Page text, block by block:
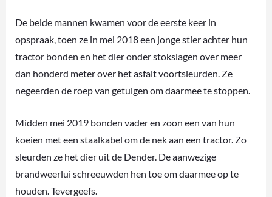
De beide mannen kwamen voor de eerste keer in
opspraak, toen ze in mei 2018 een jonge stier achter hun
tractor bonden en het dier onder stokslagen over meer
dan honderd meter over het asfalt voortsleurden. Ze
negeerden de roep van getuigen om daarmee te stoppen.
Midden mei 2019 bonden vader en zoon een van hun
koeien met een staalkabel om de nek aan een tractor. Zo
sleurden ze het dier uit de Dender. De aanwezige
brandweerlui schreeuwden hen toe om daarmee op te
houden. Tevergeefs.